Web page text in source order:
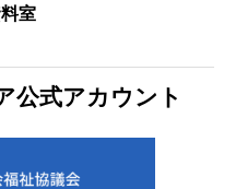
室
公式アカウント